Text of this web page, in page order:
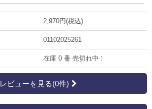
2,970円(税込)
01102025261
在庫 0 冊 売切れ中！
レビューを見る(0件)